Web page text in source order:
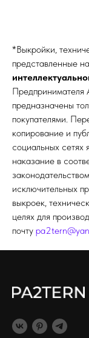
*Выкройки,
представленные
предназначены
покупателями.
копирование и
социальных сетях
наказание в
исключительных
выкроек,
целях для
почту